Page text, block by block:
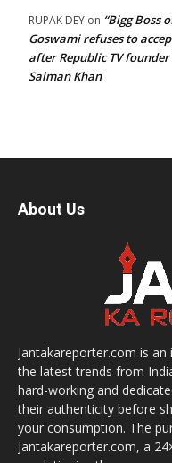
RUPAK DEY on “Bigg Boss
Goswami refuses to
after Republic TV
Salman Khan
About Us
Jantakareporter.com is
the latest trends from
hard-working and
their authenticity before
your consumption. The
Jantakareporter.com, a